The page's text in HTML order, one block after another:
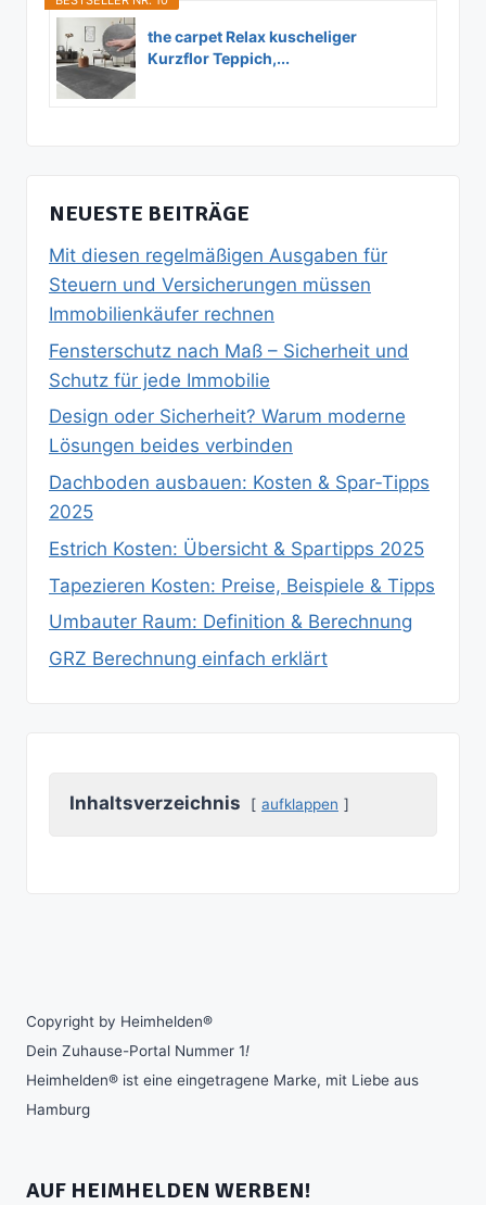
the carpet Relax kuscheliger
Kurzflor Teppich,...
NEUESTE BEITRÄGE
Mit diesen regelmäßigen Ausgaben für
Steuern und Versicherungen müssen
Immobilienkäufer rechnen
Fensterschutz nach Maß – Sicherheit und
Schutz für jede Immobilie
Design oder Sicherheit? Warum moderne
Lösungen beides verbinden
Dachboden ausbauen: Kosten & Spar‑Tipps
2025
Estrich Kosten: Übersicht & Spartipps 2025
Tapezieren Kosten: Preise, Beispiele & Tipps
Umbauter Raum: Definition & Berechnung
GRZ Berechnung einfach erklärt
Inhaltsverzeichnis aufklappen
Copyright by Heimhelden®
Dein Zuhause-Portal Nummer 1!
Heimhelden® ist eine eingetragene Marke, mit Liebe aus
Hamburg
AUF HEIMHELDEN WERBEN!